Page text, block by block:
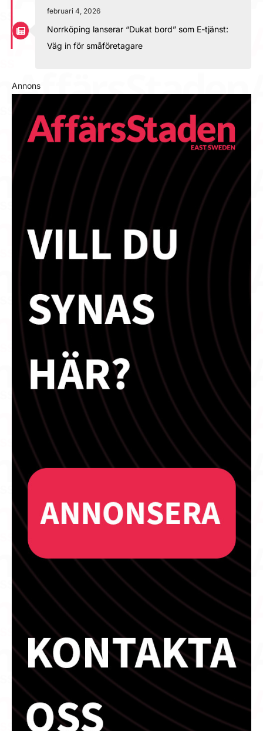
februari 4, 2026
Norrköping lanserar “Dukat bord” som E-tjänst:
Väg in för småföretagare
Annons